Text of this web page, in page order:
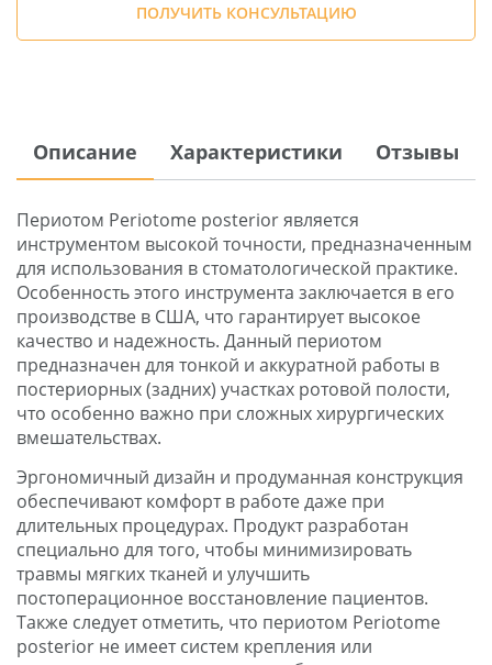
ПОЛУЧИТЬ КОНСУЛЬТАЦИЮ
Описание Характеристики Отзывы
Периотом Periotome posterior является
инструментом высокой точности, предназначенным
для использования в стоматологической практике.
Особенность этого инструмента заключается в его
производстве в США, что гарантирует высокое
качество и надежность. Данный периотом
предназначен для тонкой и аккуратной работы в
постериорных (задних) участках ротовой полости,
что особенно важно при сложных хирургических
вмешательствах.
Эргономичный дизайн и продуманная конструкция
обеспечивают комфорт в работе даже при
длительных процедурах. Продукт разработан
специально для того, чтобы минимизировать
травмы мягких тканей и улучшить
постоперационное восстановление пациентов.
Также следует отметить, что периотом Periotome
posterior не имеет систем крепления или